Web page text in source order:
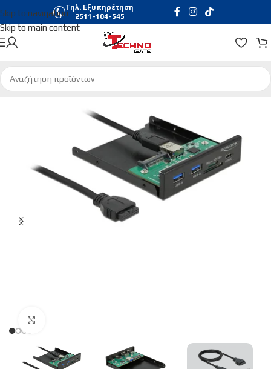
Skip to navigation
Skip to main content
Τηλ. Εξυπηρέτηση
2511-104-545
Αρχική σελίδα/Hardware & Software/Κάρτες Επέκτασης